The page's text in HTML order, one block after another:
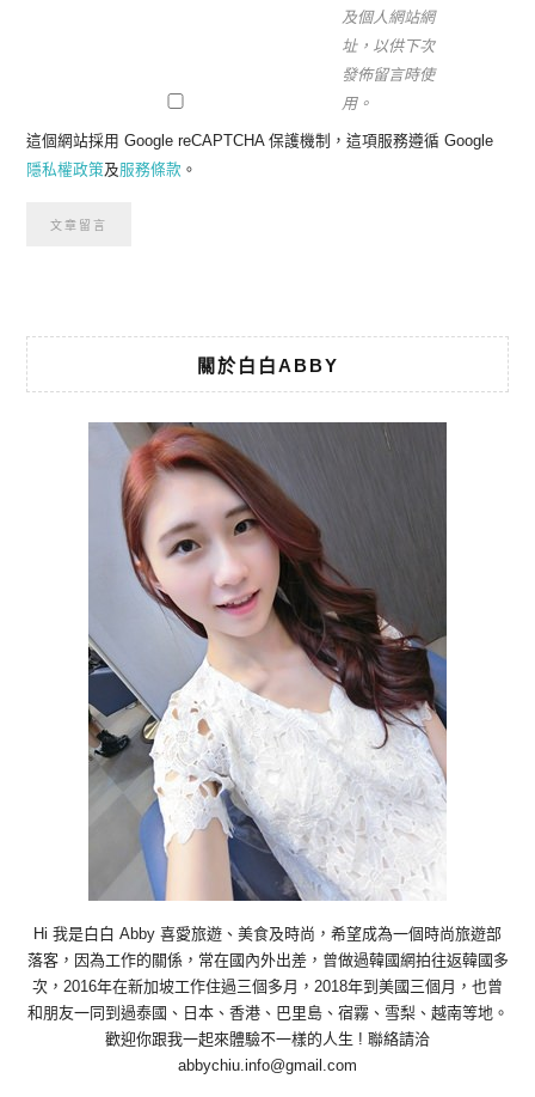
及個人網站網
址，以供下次
發佈留言時使
用。
這個網站採用 Google reCAPTCHA 保護機制，這項服務遵循 Google
隱私權政策及服務條款 。
關於白白ABBY
Hi 我是白白 Abby 喜愛旅遊、美食及時尚，希望成為一個時尚旅遊部
落客，因為工作的關係，常在國內外出差，曾做過韓國網拍往返韓國多
次，2016年在新加坡工作住過三個多月，2018年到美國三個月，也曾
和朋友一同到過泰國、日本、香港、巴里島、宿霧、雪梨、越南等地。
歡迎你跟我一起來體驗不一樣的人生 ! 聯絡請洽
abbychiu.info@gmail.com